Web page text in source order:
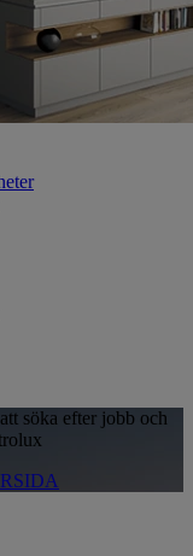
söka efter jobb och